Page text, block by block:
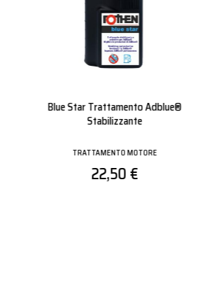
Pallet Big Guanto Spalmato
Nitrile
GUANTI
0,39 €